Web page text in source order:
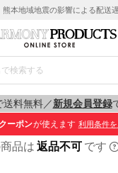
熊本地域地震の影響による配送
送料無料／新規会員登録
クーポンが使えます 利用条件
品は 返品不可 です